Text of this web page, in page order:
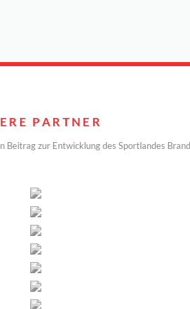
PARTNER
Beitrag zur Entwicklung des Sportlandes